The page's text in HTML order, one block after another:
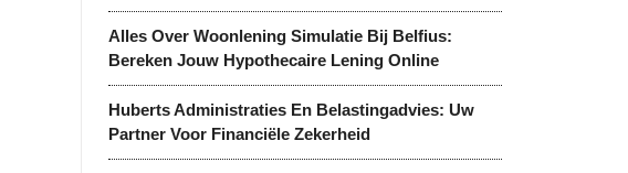
Alles Over Woonlening Simulatie Bij Belfius:
Bereken Jouw Hypothecaire Lening Online
Huberts Administraties En Belastingadvies: Uw
Partner Voor Financiële Zekerheid